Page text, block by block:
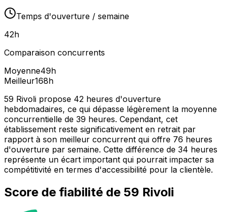
Temps d'ouverture / semaine
42h
Comparaison concurrents
Moyenne49h
Meilleur168h
59 Rivoli propose 42 heures d'ouverture
hebdomadaires, ce qui dépasse légèrement la moyenne
concurrentielle de 39 heures. Cependant, cet
établissement reste significativement en retrait par
rapport à son meilleur concurrent qui offre 76 heures
d'ouverture par semaine. Cette différence de 34 heures
représente un écart important qui pourrait impacter sa
compétitivité en termes d'accessibilité pour la clientèle.
Score de fiabilité de 59 Rivoli